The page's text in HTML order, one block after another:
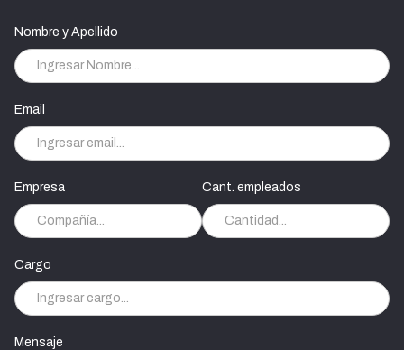
Nombre y Apellido
Email
Empresa Cant. empleados
Cargo
Mensaje